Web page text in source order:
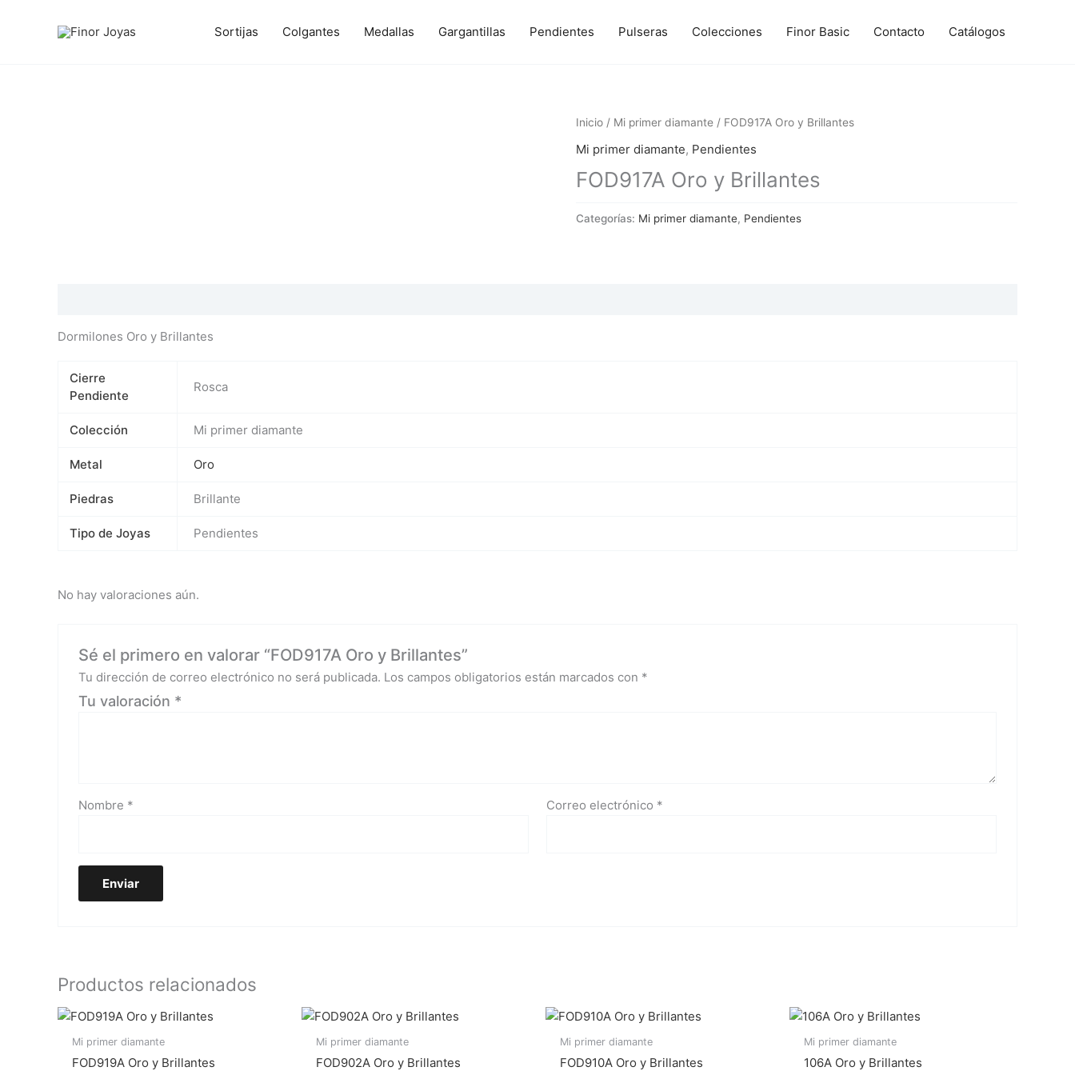
Sortijas Colgantes Medallas Gargantillas Pendientes Pulseras Colecciones Finor Basic Contacto Catálogos
Inicio / Mi primer diamante / FOD917A Oro y Brillantes
Mi primer diamante, Pendientes
FOD917A Oro y Brillantes
Categorías: Mi primer diamante, Pendientes
Dormilones Oro y Brillantes
Cierre
Pendiente
Rosca
Colección Mi primer diamante
Metal Oro
Piedras Brillante
Tipo de Joyas Pendientes
No hay valoraciones aún.
Sé el primero en valorar “FOD917A Oro y Brillantes”
Tu dirección de correo electrónico no será publicada. Los campos obligatorios están marcados con *
Tu valoración *
Nombre * Correo electrónico *
Productos relacionados
Mi primer diamante
FOD919A Oro y Brillantes
Mi primer diamante
FOD902A Oro y Brillantes
Mi primer diamante
FOD910A Oro y Brillantes
Mi primer diamante
106A Oro y Brillantes